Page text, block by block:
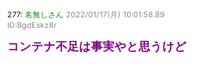
277: 名無しさん 2022/01/17(月) 10:01:58.89
ID:BgdEskz8r
コンテナ不足は事実やと思うけど